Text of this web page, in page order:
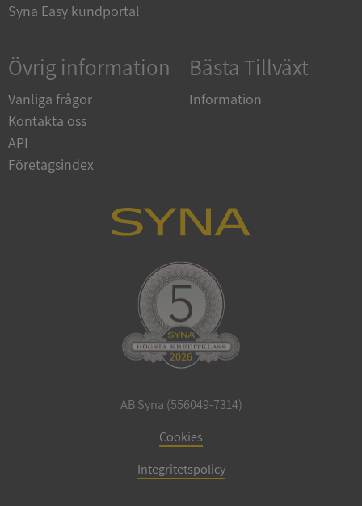
Syna Easy kundportal
Övrig information
Vanliga frågor
Kontakta oss
API
Företagsindex
Bästa Tillväxt
Information
AB Syna (556049-7314)
Cookies
Integritetspolicy
Corporation
upplysningar.syna.se
en.syna.se